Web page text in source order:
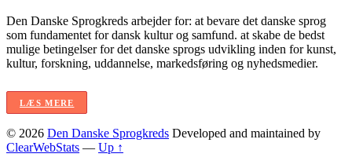
Den Danske Sprogkreds arbejder for: at bevare det danske sprog
som fundamentet for dansk kultur og samfund. at skabe de bedst
mulige betingelser for det danske sprogs udvikling inden for kunst,
kultur, forskning, uddannelse, markedsføring og nyhedsmedier.
LÆS MERE
© 2026 Den Danske Sprogkreds Developed and maintained by
ClearWebStats — Up ↑